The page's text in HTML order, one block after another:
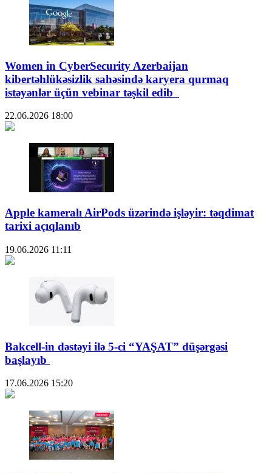
Women in CyberSecurity Azerbaijan
kibertəhlükəsizlik sahəsində karyera qurmaq
istəyənlər üçün vebinar təşkil edib
22.06.2026 18:00
Apple kameralı AirPods üzərində işləyir: təqdimat
tarixi açıqlanıb
19.06.2026 11:11
Bakcell-in dəstəyi ilə 5-ci “YAŞAT” düşərgəsi
başlayıb
17.06.2026 15:20